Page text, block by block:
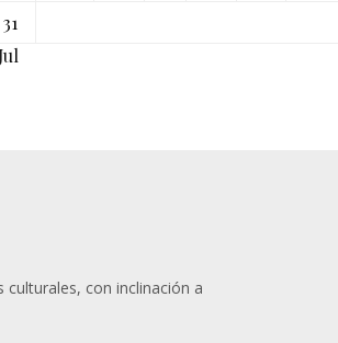
31
con inclinación a